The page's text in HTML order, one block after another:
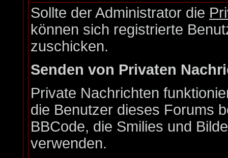
Sollte der Administrator die
können sich registrierte
zuschicken.
Senden von Privaten
Private Nachrichten
die Benutzer dieses Forums
BBCode, die Smilies und
verwenden.